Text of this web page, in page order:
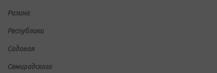
Разина
Республики
Садовая
Семирадского